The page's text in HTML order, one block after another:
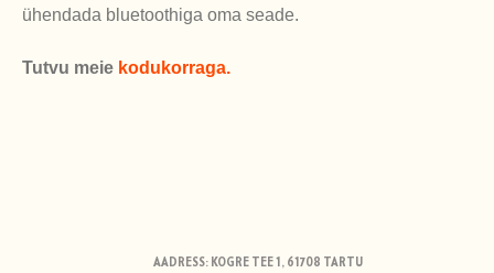
ühendada bluetoothiga oma seade.
Tutvu meie kodukorraga.
AADRESS: KOGRE TEE 1, 61708 TARTU